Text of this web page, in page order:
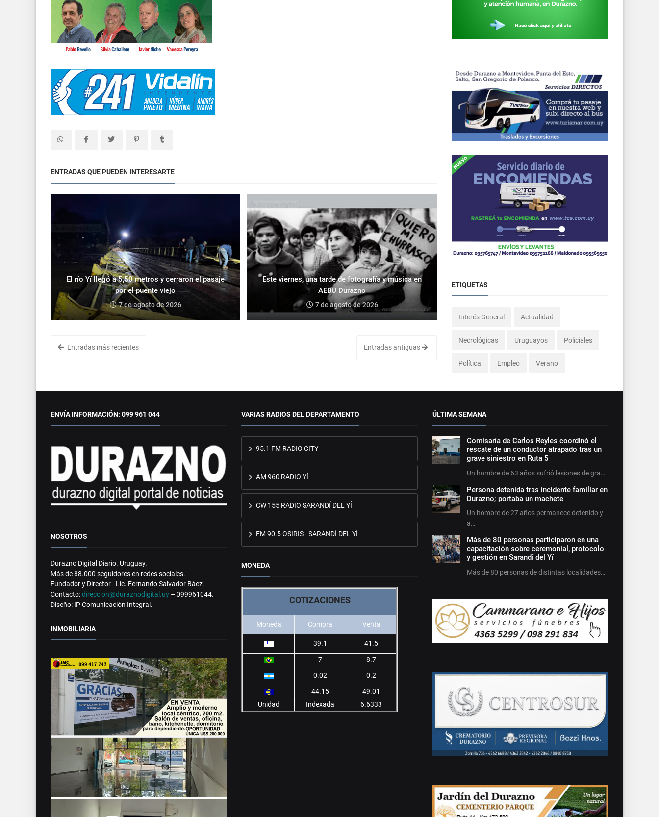
ENTRADAS QUE PUEDEN INTERESARTE
El río Yí llegó a 5,50 metros y cerraron el pasaje
por el puente viejo
7 de agosto de 2026
Este viernes, una tarde de fotografía y música en
AEBU Durazno
7 de agosto de 2026
Entradas más recientes Entradas antiguas
ETIQUETAS
Interés General Actualidad
Necrológicas Uruguayos Policiales
Política Empleo Verano
ENVÍA INFORMACIÓN: 099 961 044
NOSOTROS
Durazno Digital Diario. Uruguay.
Más de 88.000 seguidores en redes sociales.
Fundador y Director - Lic. Fernando Salvador Báez.
Contacto:direccion@duraznodigital.uy – 099961044.
Diseño: IP Comunicación Integral.
INMOBILIARIA
VARIAS RADIOS DEL DEPARTAMENTO
95.1 FM RADIO CITY
AM 960 RADIO YÍ
CW 155 RADIO SARANDÍ DEL YÍ
FM 90.5 OSIRIS - SARANDÍ DEL YÍ
MONEDA
COTIZACIONES
Moneda Compra Venta
39.1 41.5
7
8.7
0.02
0.2
44.15
49.01
Unidad
Indexada 6.6333
ÚLTIMA SEMANA
Comisaría de Carlos Reyles coordinó el
rescate de un conductor atrapado tras un
grave siniestro en Ruta 5
Un hombre de 63 años sufrió lesiones de gra…
Persona detenida tras incidente familiar en
Durazno; portaba un machete
Un hombre de 27 años permanece detenido y
a…
Más de 80 personas participaron en una
capacitación sobre ceremonial, protocolo
y gestión en Sarandí del Yí
Más de 80 personas de distintas localidades…